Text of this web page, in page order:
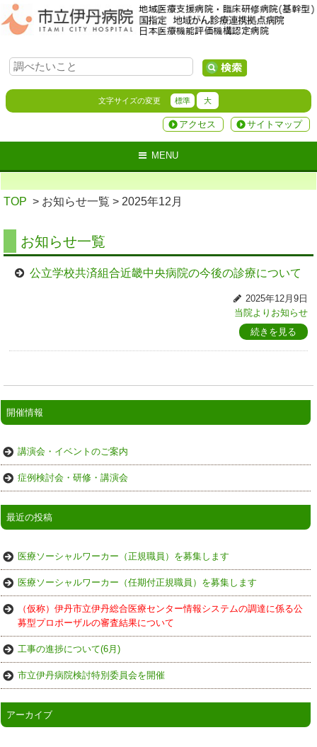
文字サイズの変更 標準 大
サイトマップ
アクセス
MENU
TOP > お知らせ一覧 > 2025年12月
お知らせ一覧
公立学校共済組合近畿中央病院の今後の診療について
2025年12月9日
当院よりお知らせ
続きを見る
開催情報
講演会・イベントのご案内
症例検討会・研修・講演会
最近の投稿
医療ソーシャルワーカー（正規職員）を募集します
医療ソーシャルワーカー（任期付正規職員）を募集します
（仮称）伊丹市立伊丹総合医療センター情報システムの調達に係る公
募型プロポーザルの審査結果について
工事の進捗について(6月)
市立伊丹病院検討特別委員会を開催
アーカイブ